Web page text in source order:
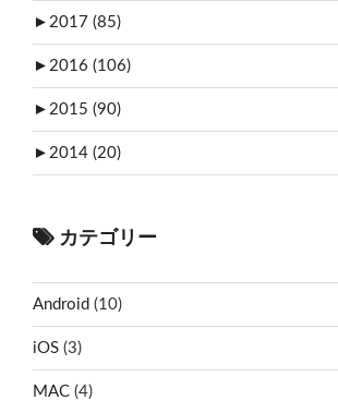
► 2017 (85)
► 2016 (106)
► 2015 (90)
► 2014 (20)
カテゴリー
Android (10)
iOS (3)
MAC (4)